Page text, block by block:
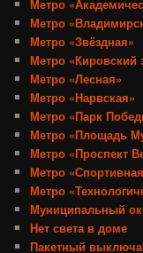
Метро
Метро
Метро «Звёздная»
Метро «Кировский
Метро «Лесная»
Метро «Нарвская»
Метро «Парк
Метро «Площадь
Метро «Проспект
Метро
Метро
Муниципальный
Нет света в доме
Пакетный